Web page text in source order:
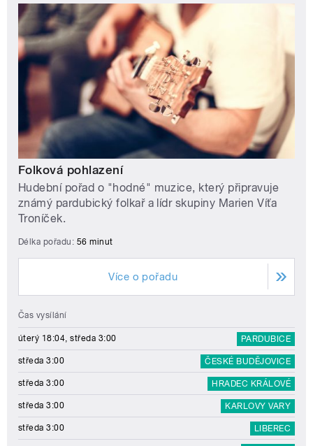
Folková pohlazení
Hudební pořad o "hodné" muzice, který připravuje
známý pardubický folkař a lídr skupiny Marien Víťa
Troníček.
Délka pořadu: 56 minut
Více o pořadu
Čas vysílání
úterý 18:04, středa 3:00 PARDUBICE
středa 3:00 ČESKÉ BUDĚJOVICE
středa 3:00 HRADEC KRÁLOVÉ
středa 3:00 KARLOVY VARY
středa 3:00 LIBEREC